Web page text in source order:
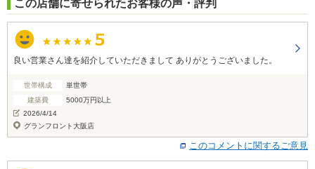
この店舗に寄せられたお客様の声・評判
良い営業さん達を紹介していただきまして ありがとうございました。
世帯構成
単世帯
建築費
5000万円以上
2026/4/14
グランフロント大阪店
このコメントに関するご意見